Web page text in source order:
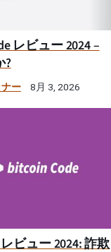
レビュー 2024 –
?
ー 8月 3, 2026
ビュー 2024: 詐欺